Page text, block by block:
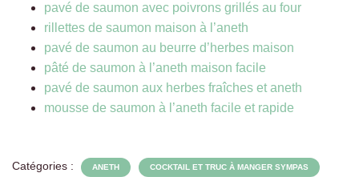
pavé de saumon avec poivrons grillés au four
rillettes de saumon maison à l’aneth
pavé de saumon au beurre d’herbes maison
pâté de saumon à l’aneth maison facile
pavé de saumon aux herbes fraîches et aneth
mousse de saumon à l’aneth facile et rapide
Catégories : ANETH COCKTAIL ET TRUC À MANGER SYMPAS